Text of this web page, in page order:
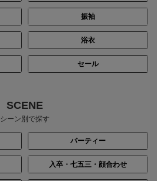
振袖
浴衣
セール
SCENE
シーン別で探す
パーティー
入卒・七五三・顔合わせ